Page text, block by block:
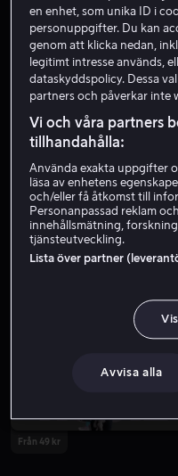
Moe
Från 49 kr
en enhet, som unika ID i
personuppgifter. Du kan
genom att klicka nedan,
legitimt intresse används,
dataskyddspolicy. Dessa
partners och påverkar inte
Vi och våra partners
tillhandahålla:
Använda exakta uppgifter
läsa av enhetens
och/eller få åtkomst till
Personanpassad reklam
innehållsmätning,
tjänsteutveckling.
Lista över partner
Avvisa alla